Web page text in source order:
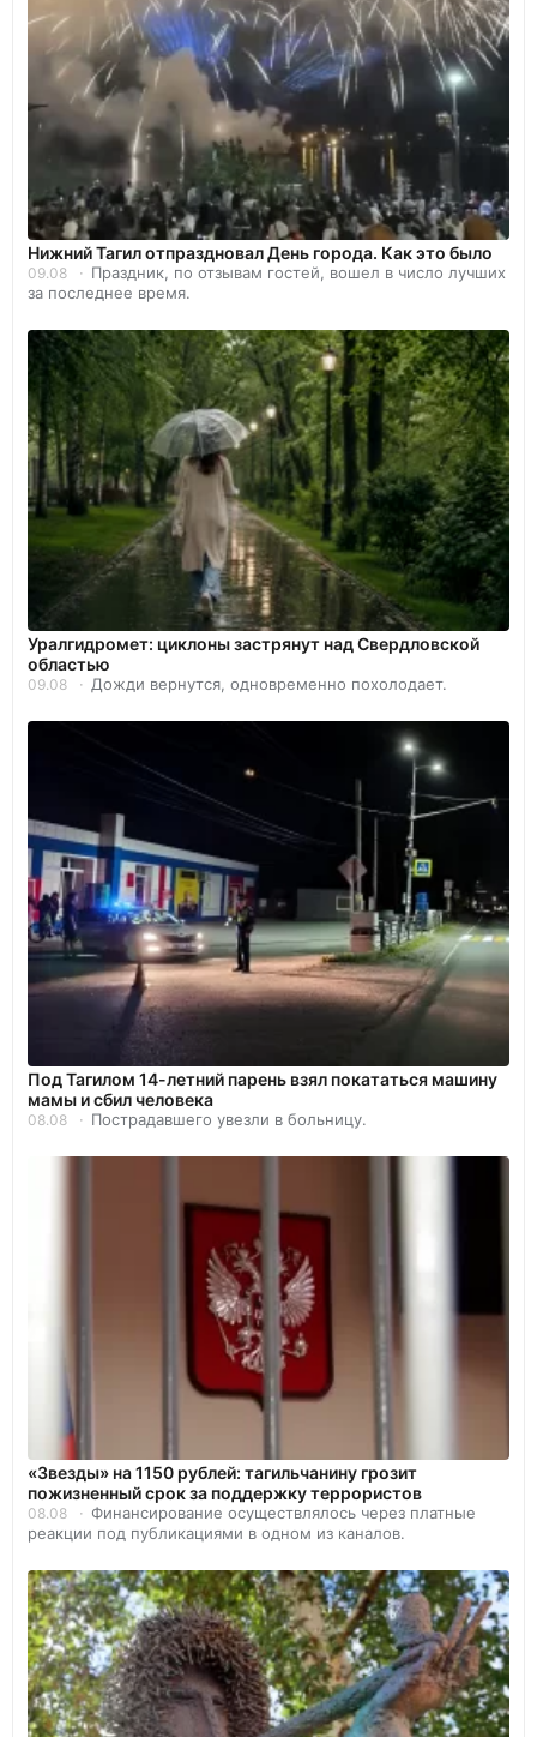
Нижний Тагил отпраздновал День города. Как это было
09.08
Праздник, по отзывам гостей, вошел в число лучших
за последнее время.
Уралгидромет: циклоны застрянут над Свердловской
областью
09.08 Дожди вернутся, одновременно похолодает.
Под Тагилом 14-летний парень взял покататься машину
мамы и сбил человека
08.08 Пострадавшего увезли в больницу.
«Звезды» на 1150 рублей: тагильчанину грозит
пожизненный срок за поддержку террористов
08.08
Финансирование осуществлялось через платные
реакции под публикациями в одном из каналов.